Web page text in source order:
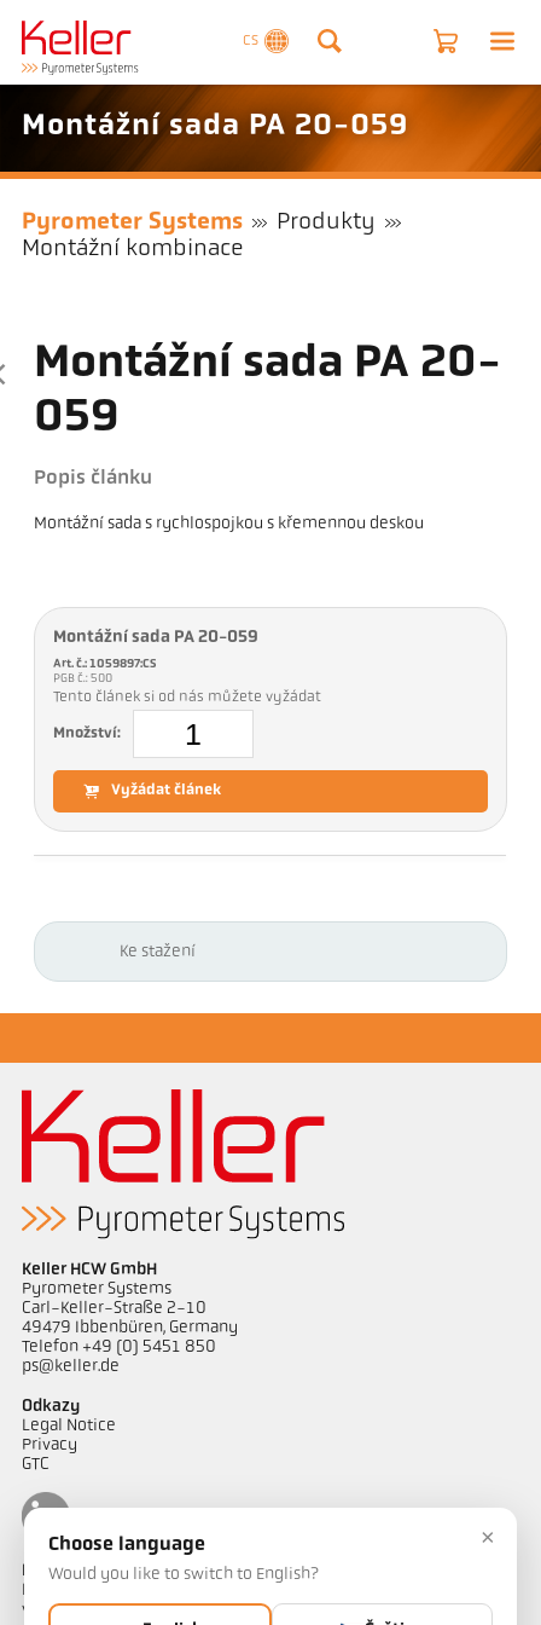
CS
Montážní sada PA 20-059
Pyrometer Systems
Produkty
Montážní kombinace
Montážní sada PA 20-
059
Popis článku
Montážní sada s rychlospojkou s křemennou deskou
Montážní sada PA 20-059
Art. č.: 1059897:CS
PGB č.: 500
Tento článek si od nás můžete vyžádat
Množství:
Vyžádat článek
Ke stažení
Keller HCW GmbH
Pyrometer Systems
Carl-Keller-Straße 2-10
49479 Ibbenbüren, Germany
Telefon +49 (0) 5451 850
ps@keller.de
Odkazy
Legal Notice
Privacy
GTC
Kontakt
Máte dotazy ohledně našich řešení pro měření teploty? Náš tým
vám bude rád nápomocen.
×
Choose language
Would you like to switch to English?